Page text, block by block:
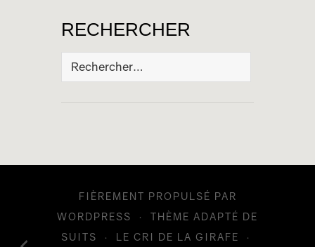
RECHERCHER
Rechercher :
FIÈREMENT PROPULSÉ PAR
WORDPRESS
·
THÈME ADAPTÉ DE
SUITS
· LE CRI DE LA GIRAFE ·